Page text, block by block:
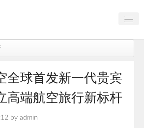
全球首发新一代贵宾
高端航空旅行新标杆
by admin